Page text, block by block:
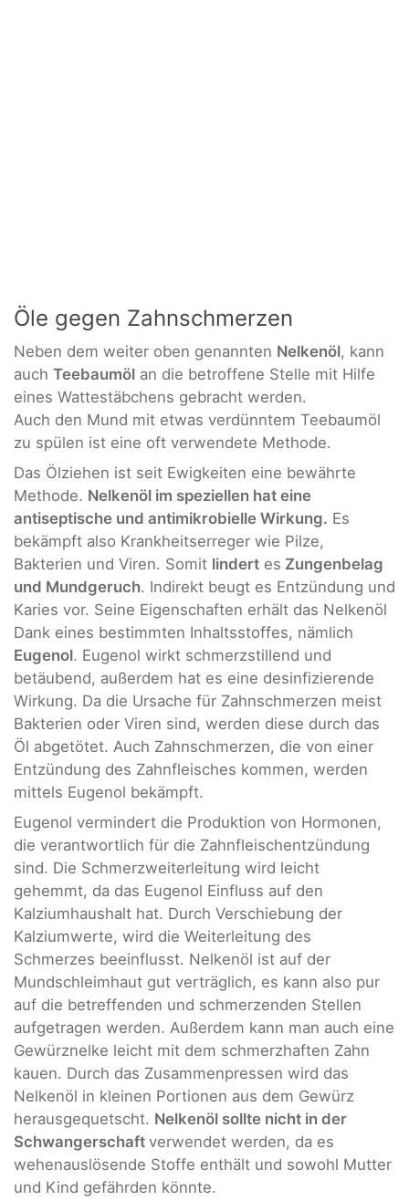
Öle gegen Zahnschmerzen
Neben dem weiter oben genannten Nelkenöl, kann
auch Teebaumöl an die betroffene Stelle mit Hilfe
eines Wattestäbchens gebracht werden.
Auch den Mund mit etwas verdünntem Teebaumöl
zu spülen ist eine oft verwendete Methode.
Das Ölziehen ist seit Ewigkeiten eine bewährte
Methode. Nelkenöl im speziellen hat eine
antiseptische und antimikrobielle Wirkung. Es
bekämpft also Krankheitserreger wie Pilze,
Bakterien und Viren. Somit lindert es Zungenbelag
und Mundgeruch. Indirekt beugt es Entzündung und
Karies vor. Seine Eigenschaften erhält das Nelkenöl
Dank eines bestimmten Inhaltsstoffes, nämlich
Eugenol. Eugenol wirkt schmerzstillend und
betäubend, außerdem hat es eine desinfizierende
Wirkung. Da die Ursache für Zahnschmerzen meist
Bakterien oder Viren sind, werden diese durch das
Öl abgetötet. Auch Zahnschmerzen, die von einer
Entzündung des Zahnfleisches kommen, werden
mittels Eugenol bekämpft.
Eugenol vermindert die Produktion von Hormonen,
die verantwortlich für die Zahnfleischentzündung
sind. Die Schmerzweiterleitung wird leicht
gehemmt, da das Eugenol Einfluss auf den
Kalziumhaushalt hat. Durch Verschiebung der
Kalziumwerte, wird die Weiterleitung des
Schmerzes beeinflusst. Nelkenöl ist auf der
Mundschleimhaut gut verträglich, es kann also pur
auf die betreffenden und schmerzenden Stellen
aufgetragen werden. Außerdem kann man auch eine
Gewürznelke leicht mit dem schmerzhaften Zahn
kauen. Durch das Zusammenpressen wird das
Nelkenöl in kleinen Portionen aus dem Gewürz
herausgequetscht. Nelkenöl sollte nicht in der
Schwangerschaft verwendet werden, da es
wehenauslösende Stoffe enthält und sowohl Mutter
und Kind gefährden könnte.